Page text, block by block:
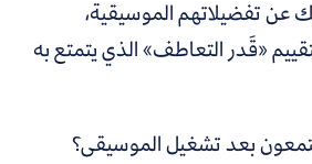
عن تفضيلاتهم الموسيقية،
«قَدر التعاطف» الذي يتمتع به
بعد تشغيل الموسيقى؟